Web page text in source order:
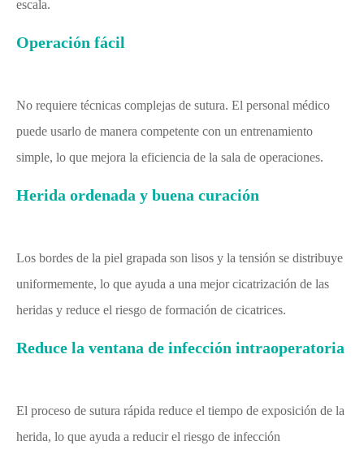
escala.
Operación fácil
No requiere técnicas complejas de sutura. El personal médico
puede usarlo de manera competente con un entrenamiento
simple, lo que mejora la eficiencia de la sala de operaciones.
Herida ordenada y buena curación
Los bordes de la piel grapada son lisos y la tensión se distribuye
uniformemente, lo que ayuda a una mejor cicatrización de las
heridas y reduce el riesgo de formación de cicatrices.
Reduce la ventana de infección intraoperatoria
El proceso de sutura rápida reduce el tiempo de exposición de la
herida, lo que ayuda a reducir el riesgo de infección